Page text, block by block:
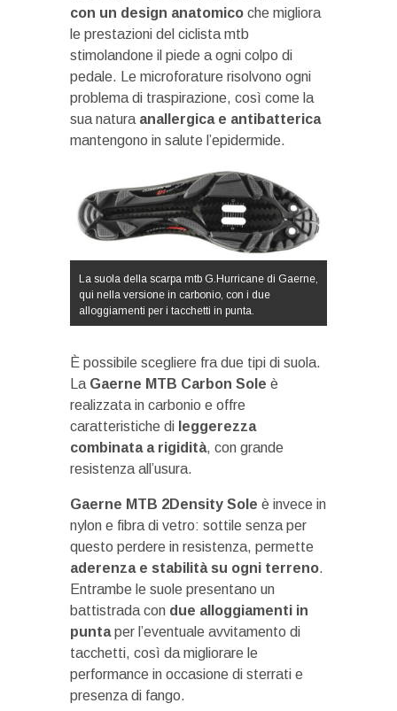
con un design anatomico che migliora
le prestazioni del ciclista mtb
stimolandone il piede a ogni colpo di
pedale. Le microforature risolvono ogni
problema di traspirazione, così come la
sua natura anallergica e antibatterica
mantengono in salute l’epidermide.
La suola della scarpa mtb G.Hurricane di Gaerne,
qui nella versione in carbonio, con i due
alloggiamenti per i tacchetti in punta.
È possibile scegliere fra due tipi di suola.
La Gaerne MTB Carbon Sole è
realizzata in carbonio e offre
caratteristiche di leggerezza
combinata a rigidità, con grande
resistenza all’usura.
Gaerne MTB 2Density Sole è invece in
nylon e fibra di vetro: sottile senza per
questo perdere in resistenza, permette
aderenza e stabilità su ogni terreno.
Entrambe le suole presentano un
battistrada con due alloggiamenti in
puntaper l’eventuale avvitamento di
tacchetti, così da migliorare le
performance in occasione di sterrati e
presenza di fango.